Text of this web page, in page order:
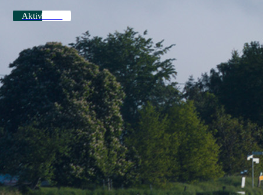
Aktivitäten